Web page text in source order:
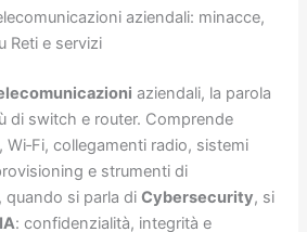
aziendali: minacce,
Reti e servizi
aziendali, la parola
di switch e router. Comprende
Wi‑Fi, collegamenti radio, sistemi
e strumenti di
quando si parla diCybersecurity, si
: confidenzialità, integrità e